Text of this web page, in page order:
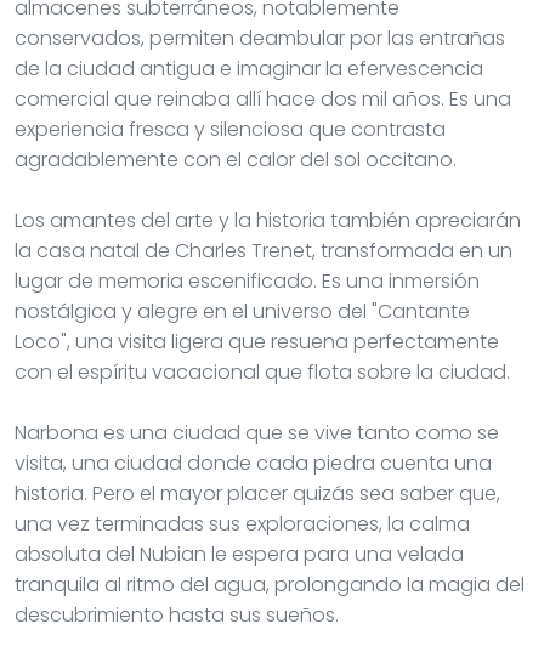
almacenes subterráneos, notablemente
conservados, permiten deambular por las entrañas
de la ciudad antigua e imaginar la efervescencia
comercial que reinaba allí hace dos mil años. Es una
experiencia fresca y silenciosa que contrasta
agradablemente con el calor del sol occitano.
Los amantes del arte y la historia también apreciarán
la casa natal de Charles Trenet, transformada en un
lugar de memoria escenificado. Es una inmersión
nostálgica y alegre en el universo del "Cantante
Loco", una visita ligera que resuena perfectamente
con el espíritu vacacional que flota sobre la ciudad.
Narbona es una ciudad que se vive tanto como se
visita, una ciudad donde cada piedra cuenta una
historia. Pero el mayor placer quizás sea saber que,
una vez terminadas sus exploraciones, la calma
absoluta del Nubian le espera para una velada
tranquila al ritmo del agua, prolongando la magia del
descubrimiento hasta sus sueños.